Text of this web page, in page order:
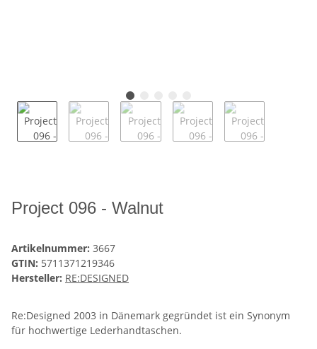
Project 096 - Walnut
Artikelnummer: 3667
GTIN: 5711371219346
Hersteller: RE:DESIGNED
Re:Designed 2003 in Dänemark gegründet ist ein Synonym
für hochwertige Lederhandtaschen.